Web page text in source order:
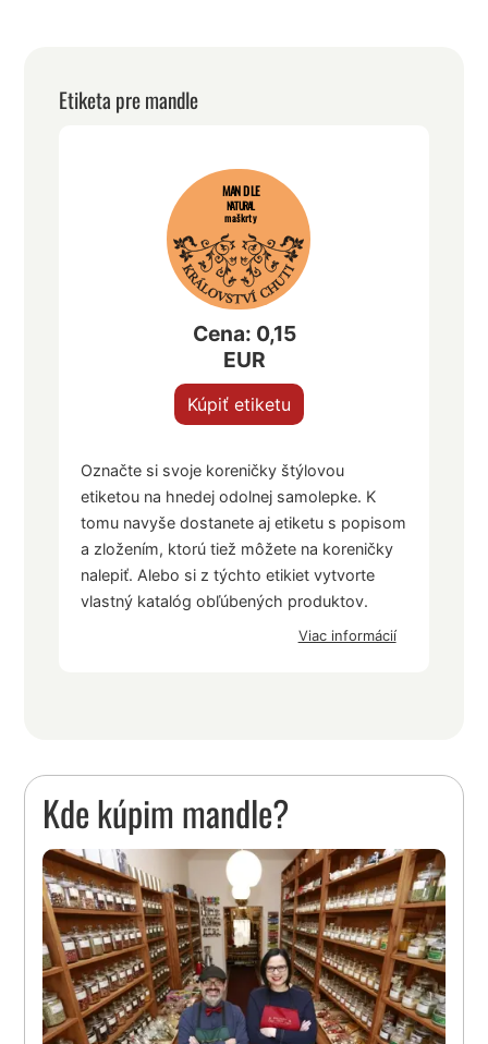
Etiketa pre mandle
MANDLE
NATURAL
maškrty
Cena: 0,15
EUR
Kúpiť etiketu
Označte si svoje koreničky štýlovou
etiketou na hnedej odolnej samolepke. K
tomu navyše dostanete aj etiketu s popisom
a zložením, ktorú tiež môžete na koreničky
nalepiť. Alebo si z týchto etikiet vytvorte
vlastný katalóg obľúbených produktov.
Viac informácií
Kde kúpim mandle?